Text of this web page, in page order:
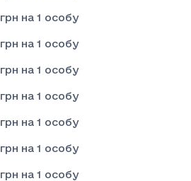
грн на 1 особу
грн на 1 особу
грн на 1 особу
грн на 1 особу
грн на 1 особу
грн на 1 особу
грн на 1 особу